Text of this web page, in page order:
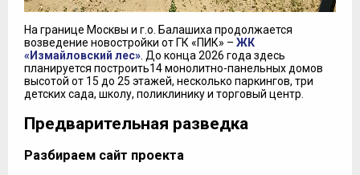
На границе Москвы и г.о. Балашиха продолжается
возведение новостройки от ГК «ПИК» – ЖК
«Измайловский лес» . До конца 2026 года здесь
планируется построить14 монолитно-панельных домов
высотой от 15 до 25 этажей, несколько паркингов, три
детских сада, школу, поликлинику и торговый центр.
Предварительная разведка
Разбираем сайт проекта